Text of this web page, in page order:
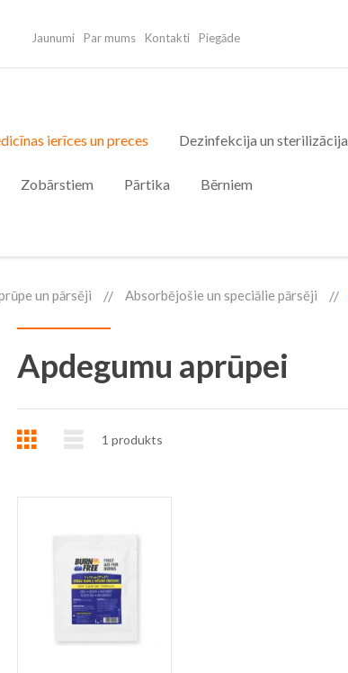
Jaunumi Par mums Kontakti Piegāde
ierīces un preces Dezinfekcija un sterilizācija
Zobārstiem Pārtika Bērniem
un pārsēji Absorbējošie un speciālie pārsēji
Apdegumu aprūpei
Režģis Saraksts
1 produkts